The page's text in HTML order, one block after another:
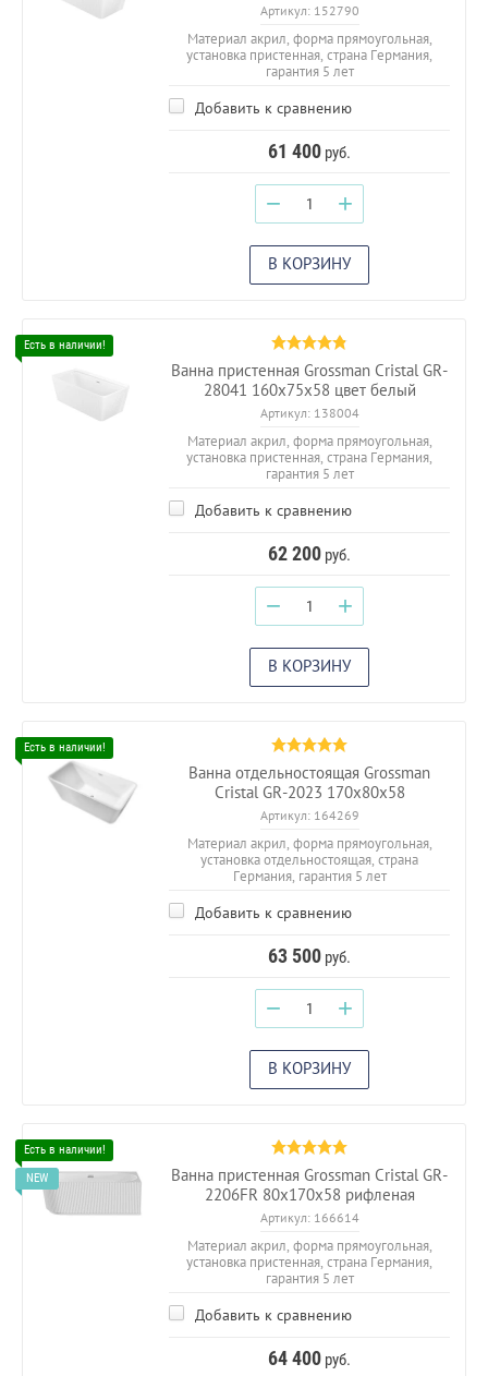
Артикул:152790
Материал акрил, форма прямоугольная,
установка пристенная, страна Германия,
гарантия 5 лет
Добавить к сравнению
61 400 руб.
− +
В КОРЗИНУ
Ванна пристенная Grossman Cristal GR-
28041 160х75х58 цвет белый
Артикул:138004
Материал акрил, форма прямоугольная,
установка пристенная, страна Германия,
гарантия 5 лет
Добавить к сравнению
62 200 руб.
− +
В КОРЗИНУ
Ванна отдельностоящая Grossman
Cristal GR-2023 170x80x58
Артикул:164269
Материал акрил, форма прямоугольная,
установка отдельностоящая, страна
Германия, гарантия 5 лет
Добавить к сравнению
63 500 руб.
− +
В КОРЗИНУ
Ванна пристенная Grossman Cristal GR-
2206FR 80х170х58 рифленая
Артикул:166614
Материал акрил, форма прямоугольная,
установка пристенная, страна Германия,
гарантия 5 лет
Добавить к сравнению
64 400 руб.